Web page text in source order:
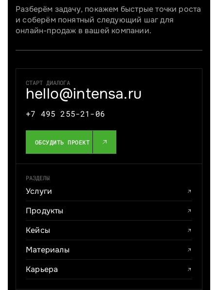
Разберём задачу, покажем быстрые точки роста
и соберём понятный следующий шаг для
онлайн-продаж в вашей компании.
СТАРТ ДИАЛОГА
hello@intensa.ru
+7 495 255-21-06
ОБСУДИТЬ ПРОЕКТ
РАЗДЕЛЫ
Услуги
Продукты
Кейсы
Материалы
Карьера